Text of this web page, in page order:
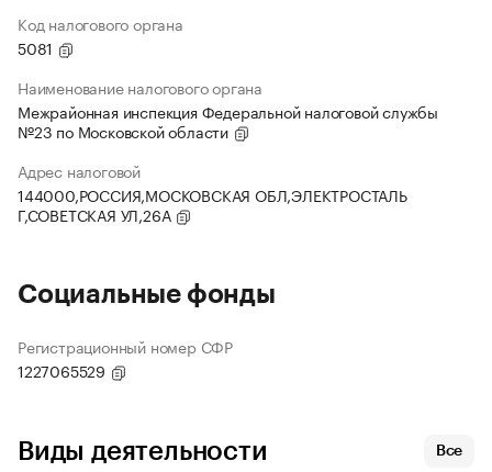
Код налогового органа
5081
Наименование налогового органа
Межрайонная инспекция Федеральной налоговой службы
№23 по Московской области
Адрес налоговой
144000,РОССИЯ,МОСКОВСКАЯ ОБЛ,ЭЛЕКТРОСТАЛЬ
Г,СОВЕТСКАЯ УЛ,26А
Социальные фонды
Регистрационный номер СФР
1227065529
Виды деятельности Все